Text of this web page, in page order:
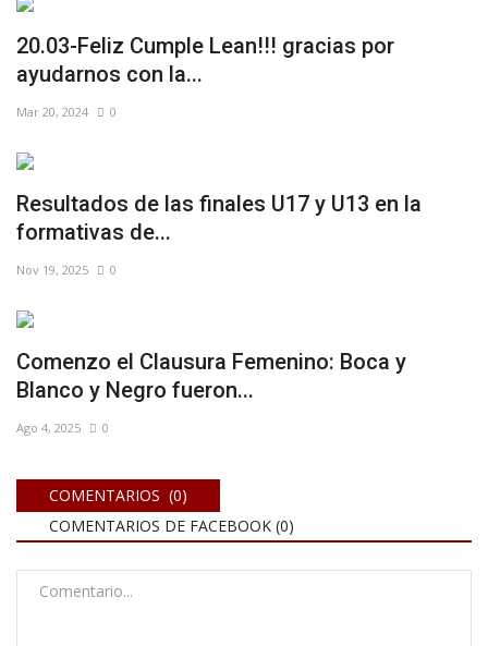
20.03-Feliz Cumple Lean!!! gracias por
ayudarnos con la...
Mar 20, 2024 0
Resultados de las finales U17 y U13 en la
formativas de...
Nov 19, 2025 0
Comenzo el Clausura Femenino: Boca y
Blanco y Negro fueron...
Ago 4, 2025 0
COMENTARIOS (0)
COMENTARIOS DE FACEBOOK (0)